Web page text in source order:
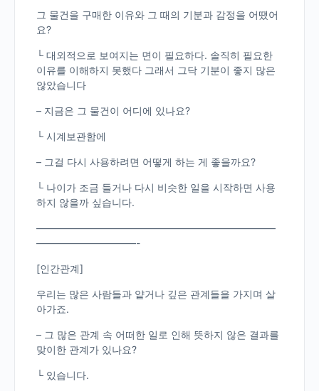
그 물건을 구매한 이유와 그 때의 기분과 감정을 어땠어
요?
└ 대외적으로 보여지는 면이 필요하다. 솔직히 필요한
이유를 이해하지 못했다 그래서 그닥 기분이 좋지 많은
않았습니다
– 지금은 그 물건이 어디에 있나요?
└ 시계보관함에
– 그걸 다시 사용하려면 어떻게 하는 게 좋을까요?
└ 나이가 조금 들거나 다시 비슷한 일을 시작하면 사용
하지 않을까 싶습니다.
————————————————————————
——————————-
[인간관계]
우리는 많은 사람들과 얕거나 깊은 관계들을 가지며 살
아가죠.
– 그 많은 관계 속 어떠한 일로 인해 뜻하지 않은 결과를
맞이한 관계가 있나요?
└ 있습니다.